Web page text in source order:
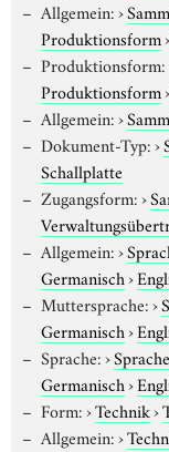
Allgemein:›
Produktionsform›
Produktionsform:
Produktionsform›
Allgemein:›
Dokument-Typ:›
Schallplatte
Zugangsform:›
Allgemein:›
Germanisch›
Muttersprache:›
Germanisch›
Sprache:›
Germanisch›
Form:›Technik›
Allgemein:›